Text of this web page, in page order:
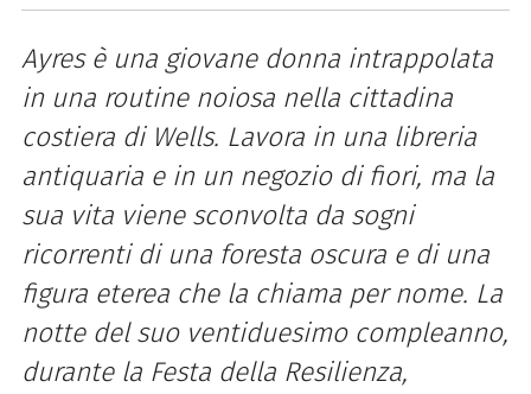
Ayres è una giovane donna intrappolata
in una routine noiosa nella cittadina
costiera di Wells. Lavora in una libreria
antiquaria e in un negozio di fiori, ma la
sua vita viene sconvolta da sogni
ricorrenti di una foresta oscura e di una
figura eterea che la chiama per nome. La
notte del suo ventiduesimo compleanno,
durante la Festa della Resilienza,